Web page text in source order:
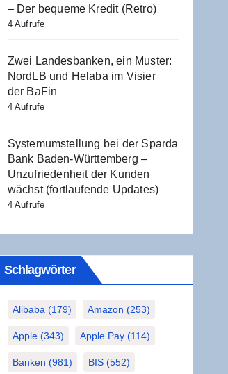
– Der beque­me Kre­dit (Retro)
4 Aufrufe
Zwei Lan­des­ban­ken, ein Mus­ter:
NordLB und Hela­ba im Visier
der BaFin
4 Aufrufe
Sys­tem­um­stel­lung bei der Spar­da
Bank Baden-Würt­tem­berg –
Unzu­frie­den­heit der Kun­den
wächst (fort­lau­fen­de Updates)
4 Aufrufe
Schlag­wör­ter
Alibaba (179) Amazon (253)
Apple(343) Apple Pay(114)
Banken (981) BIS(552)